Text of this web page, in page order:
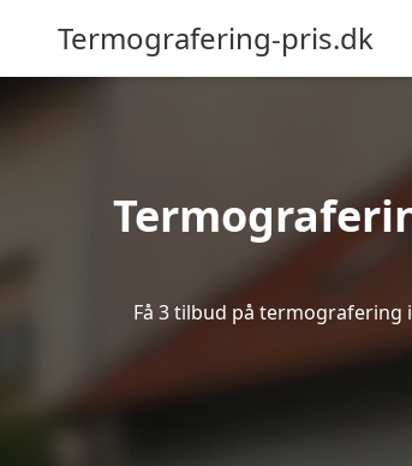
Termografering-pris.dk
Få 3 tilbud på termografering